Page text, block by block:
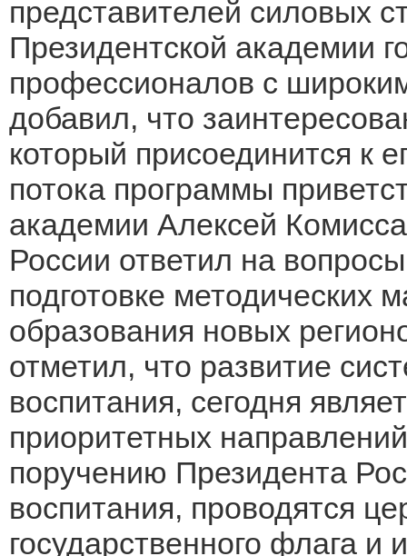
представителей силовых
Президентской академии
профессионалов с
добавил, что
который присоединится к
потока программы
академии Алексей
России ответил на
подготовке методических
образования новых
отметил, что развитие
воспитания, сегодня
приоритетных
поручению Президента
воспитания, проводятся
государственного флага и